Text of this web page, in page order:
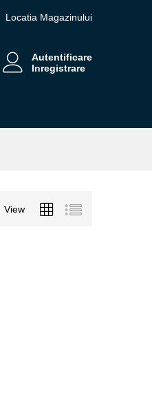
Locatia Magazinului
Autentificare
Inregistrare
View